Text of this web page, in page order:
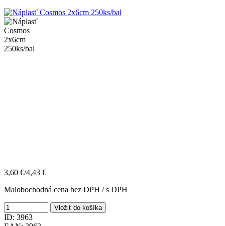
3,60 €/4,43 €
Malobochodná cena bez DPH / s DPH
Vložiť do košíka
ID: 3963